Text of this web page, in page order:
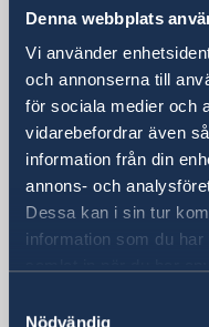
Denna webbplats
Vi använder
och annonserna till
för sociala medier och
vidarebefordrar även
information från din
annons- och
Dessa kan i sin tur
information som du
Nödvändig
Besöksadress
Bundesgasse
3011 Bern
Postadress
Schwedische
Postfach
3001 Bern
Schweiz
Telefonnummer
+41 31 328 70 01